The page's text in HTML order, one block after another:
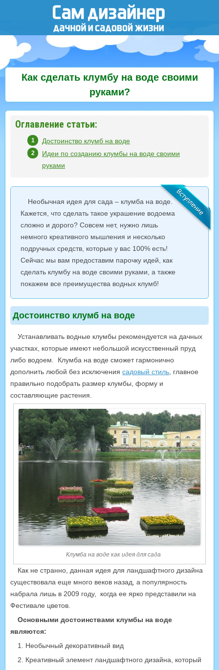
Как сделать клумбу на воде своими
руками?
Оглавление статьи:
Достоинство клумб на воде
Идеи по созданию клумбы на воде своими
руками
Необычная идея для сада – клумба на воде.
Кажется, что сделать такое украшение водоема
сложно и дорого? Совсем нет, нужно лишь
немного креативного мышления и несколько
подручных средств, которые у вас 100% есть!
Сейчас мы вам предоставим парочку идей, как
сделать клумбу на воде своими руками, а также
покажем все преимущества водных клумб!
Достоинство клумб на воде
Устанавливать водные клумбы рекомендуется на дачных
участках, которые имеют небольшой искусственный пруд
либо водоем. Клумба на воде сможет гармонично
дополнить любой без исключения садовый стиль , главное
правильно подобрать размер клумбы, форму и
составляющие растения.
Клумба на воде как идея для сада
Как не странно, данная идея для ландшафтного дизайна
существовала еще много веков назад, а популярность
набрала лишь в 2009 году, когда ее ярко представили на
Фестивале цветов.
Основными достоинствами клумбы на воде
являются:
1. Необычный декоративный вид
2. Креативный элемент ландшафтного дизайна, который